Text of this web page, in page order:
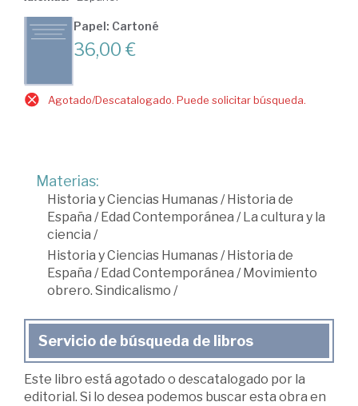
Papel: Cartoné
36,00 €
Agotado/Descatalogado. Puede solicitar búsqueda.
Materias:
Historia y Ciencias Humanas/Historia de
España /Edad Contemporánea /La cultura y la
ciencia /
Historia y Ciencias Humanas/Historia de
España /Edad Contemporánea /Movimiento
obrero. Sindicalismo /
Servicio de búsqueda de libros
Este libro está agotado o descatalogado por la
editorial. Si lo desea podemos buscar esta obra en